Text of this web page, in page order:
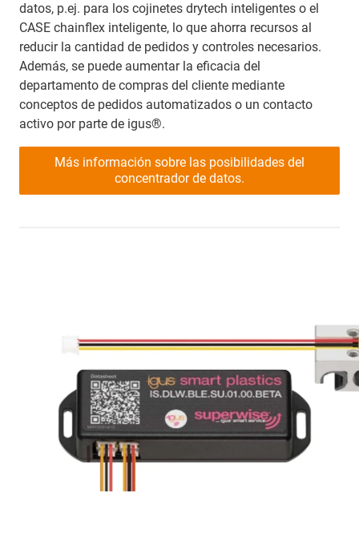
datos, p.ej. para los cojinetes drytech inteligentes o el
CASE chainflex inteligente, lo que ahorra recursos al
reducir la cantidad de pedidos y controles necesarios.
Además, se puede aumentar la eficacia del
departamento de compras del cliente mediante
conceptos de pedidos automatizados o un contacto
activo por parte de igus®.
Más información sobre las posibilidades del
concentrador de datos.